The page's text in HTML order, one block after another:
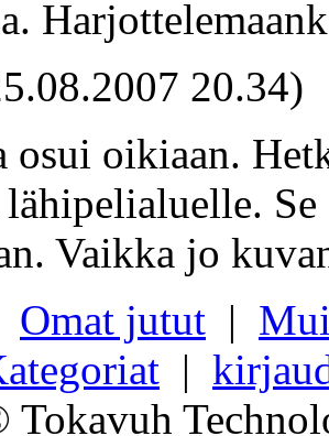
20.34)
osui oikiaan.
Vaikka jo
Omat jutut |
|